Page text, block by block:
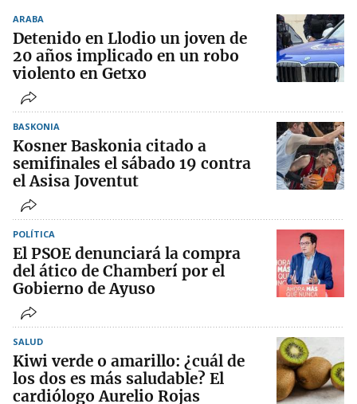
ARABA
Detenido en Llodio un joven de
20 años implicado en un robo
violento en Getxo
BASKONIA
Kosner Baskonia citado a
semifinales el sábado 19 contra
el Asisa Joventut
POLÍTICA
El PSOE denunciará la compra
del ático de Chamberí por el
Gobierno de Ayuso
SALUD
Kiwi verde o amarillo: ¿cuál de
los dos es más saludable? El
cardiólogo Aurelio Rojas